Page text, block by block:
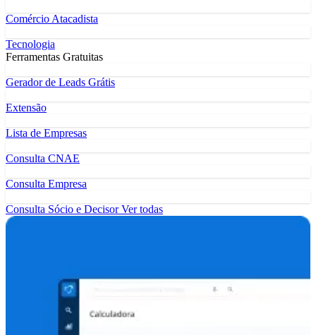
Comércio Atacadista
Tecnologia
Ferramentas Gratuitas
Gerador de Leads Grátis
Extensão
Lista de Empresas
Consulta CNAE
Consulta Empresa
Consulta Sócio e DecisorVer todas